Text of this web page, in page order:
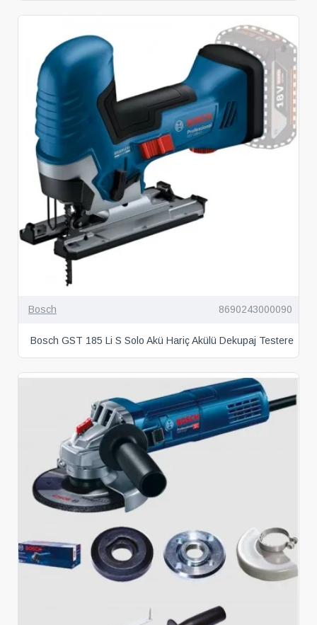
Bosch 8690243000090
Bosch GST 185 Li S Solo Akü Hariç Akülü Dekupaj Testere